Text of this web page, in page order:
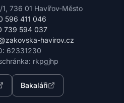
736 01 Havířov-Město
596 411 046
739 594 037
havirov.cz
62331230
rkpgjhp
Bakaláři